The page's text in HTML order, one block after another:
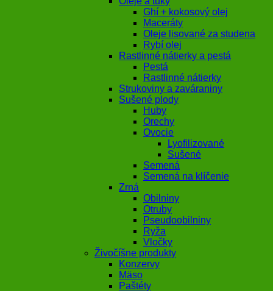
Ghí + kokosový olej
Maceráty
Oleje lisované za studena
Rybí olej
Rastlinné nátierky a pestá
Pestá
Rastlinné nátierky
Strukoviny a zaváraniny
Sušené plody
Huby
Orechy
Ovocie
Lyofilizované
Sušené
Semená
Semená na klíčenie
Zrná
Obilniny
Otruby
Pseudoobilniny
Ryža
Vločky
Živočíšne produkty
Konzervy
Mäso
Paštéty